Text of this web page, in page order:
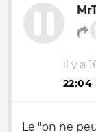
il y a
22:04
Le "on ne